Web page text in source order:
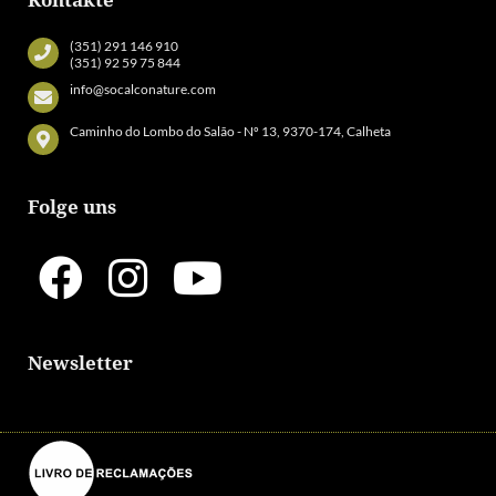
(351) 291 146 910
(351) 92 59 75 844
info@socalconature.com
Caminho do Lombo do Salão - Nº 13, 9370-174, Calheta
Folge uns
Newsletter